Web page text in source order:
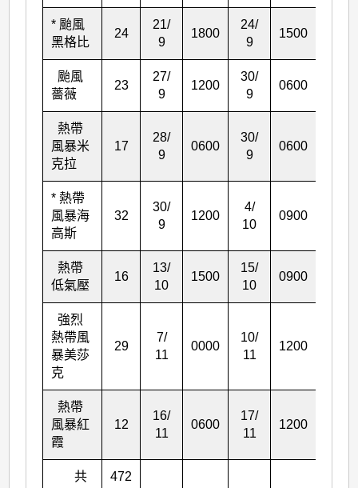
* 颱風
黑格比
24
21/
9
1800
24/
9
1500
颱風
薔薇
23
27/
9
1200
30/
9
0600
熱帶
風暴米
克拉
17
28/
9
0600
30/
9
0600
* 熱帶
風暴海
高斯
32
30/
9
1200
4/
10
0900
熱帶
低氣壓
16
13/
10
1500
15/
10
0900
強烈
熱帶風
暴美莎
克
29
7/
11
0000
10/
11
1200
熱帶
風暴紅
霞
12
16/
11
0600
17/
11
1200
共 472